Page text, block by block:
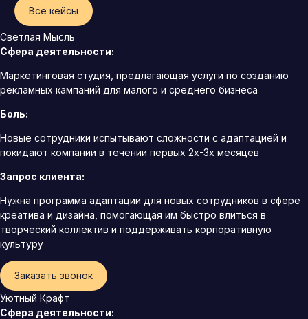
Все кейсы
Светлая Мысль
Сфера деятельности:
Маркетинговая студия, предлагающая услуги по созданию
рекламных кампаний для малого и среднего бизнеса
Боль:
Новые сотрудники испытывают сложности с адаптацией и
покидают компании в течении первых 2х-3х месяцев
Запрос клиента:
Нужна программа адаптации для новых сотрудников в сфере
креатива и дизайна, помогающая им быстро влиться в
творческий коллектив и поддерживать корпоративную
культуру
Заказать звонок
Уютный Крафт
Сфера деятельности: